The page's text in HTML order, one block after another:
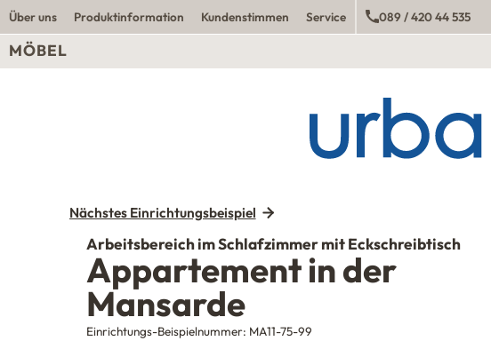
Über uns Produktinformation Kundenstimmen Service 089 / 420 44 535
MÖBEL
Nächstes Einrichtungsbeispiel
Arbeitsbereich im Schlafzimmer mit Eckschreibtisch
Appartement in der
Mansarde
Einrichtungs-Beispielnummer: MA11-75-99